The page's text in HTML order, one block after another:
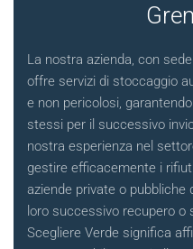
La nostra azienda, con
offre servizi di stoccaggio
e non pericolosi,
stessi per il successivo
nostra esperienza nel
gestire efficacemente i
aziende private o pubbliche
loro successivo recupero
Scegliere Verde significa